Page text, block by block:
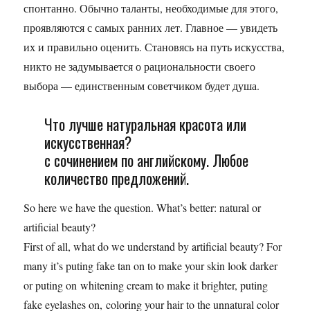
спонтанно. Обычно таланты, необходимые для этого,
проявляются с самых ранних лет. Главное — увидеть
их и правильно оценить. Становясь на путь искусства,
никто не задумывается о рациональности своего
выбора — единственным советчиком будет душа.
Что лучше натуральная красота или
искусственная?
с сочинением по английскому. Любое
количество предложений.
So here we have the question. What’s better: natural or
artificial beauty?
First of all, what do we understand by artificial beauty? For
many it’s puting fake tan on to make your skin look darker
or puting on whitening cream to make it brighter, puting
fake eyelashes on, coloring your hair to the unnatural color